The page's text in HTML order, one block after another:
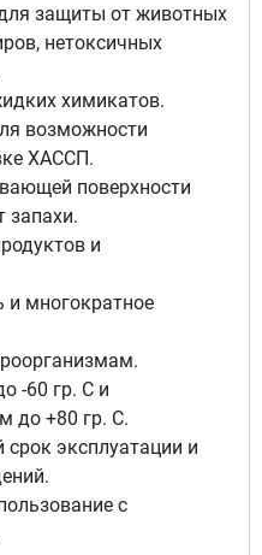
защиты от животных
нетоксичных
химикатов.
возможности
ХАССП.
поверхности
запахи.
и
и многократное
-60 гр. С и
до +80 гр. С.
срок эксплуатации и
с